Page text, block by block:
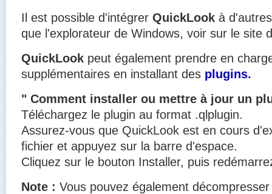
Il est possible d'intégrer QuickLook à
que l'explorateur de Windows, voir sur le site
QuickLook peut également prendre en
supplémentaires en installant des plugins.
" Comment installer ou mettre à jour un
Téléchargez le plugin au format .qlplugin.
Assurez-vous que QuickLook est en cours
fichier et appuyez sur la barre d'espace.
Cliquez sur le bouton Installer, puis
Note : Vous pouvez également